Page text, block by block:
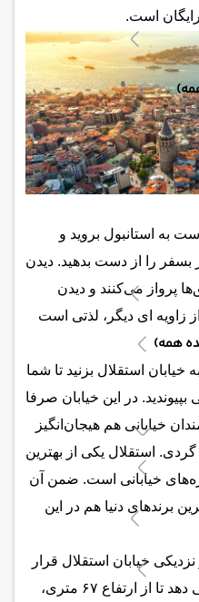
همه)
است.
به استانبول بروید و
را از دست بدهید. دیدن
پرواز می‌کنند و دیدن
زاویه ای دیگر، لذتی است
استقلال بزنید تا شما
در این خیابان صرفا
خیابانی هم هیجان‌انگیز
استقلال یکی از بهترین
خیابانی است. ضمن آن
برندهای دنیا هم در این
خیابان استقلال قرار
گرفته، به شما این فرصت را می دهد تا از ارتفاع ۶۷ متری،